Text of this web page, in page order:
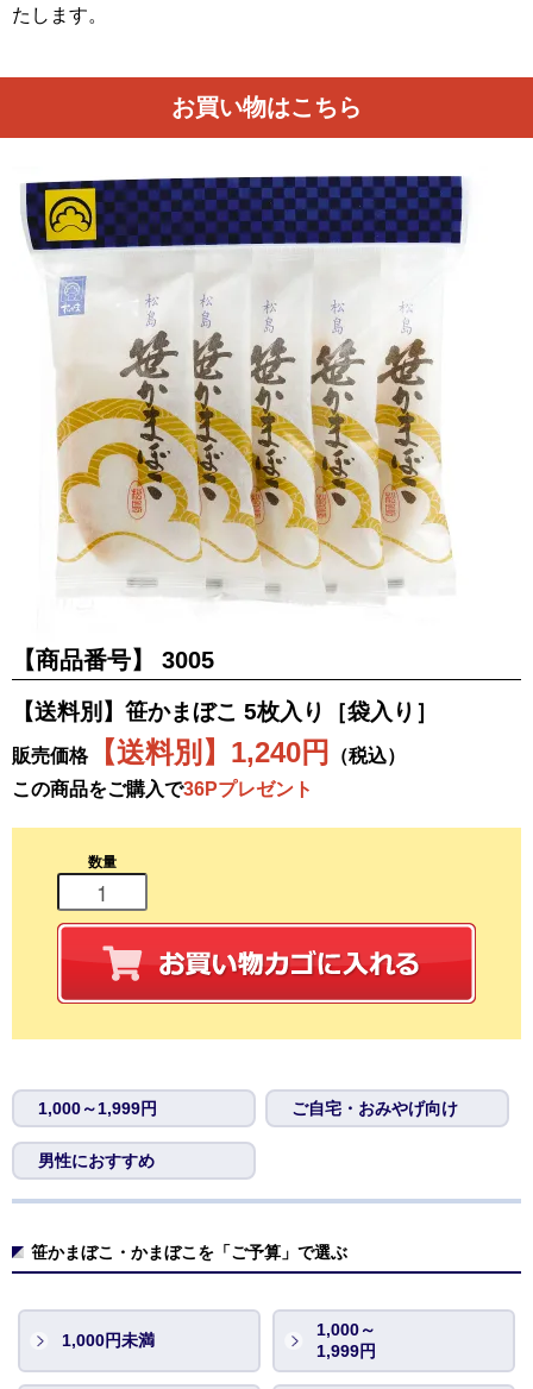
たします。
お買い物はこちら
【商品番号】 3005
【送料別】笹かまぼこ 5枚入り［袋入り］
販売価格【送料別】1,240円
（税込）
この商品をご購入で36Pプレゼント
数量
1,000～1,999円 ご自宅・おみやげ向け
男性におすすめ
笹かまぼこ・かまぼこを「ご予算」で選ぶ
1,000円未満
1,000～
1,999円